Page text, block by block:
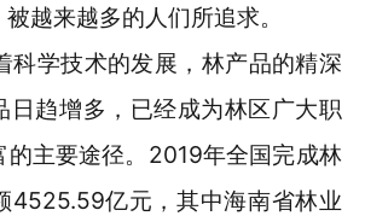
越来越多的人们所追求。
学技术的发展，林产品的精深
日趋增多，已经成为林区广大职
的主要途径。2019年全国完成林
4525.59亿元，其中海南省林业